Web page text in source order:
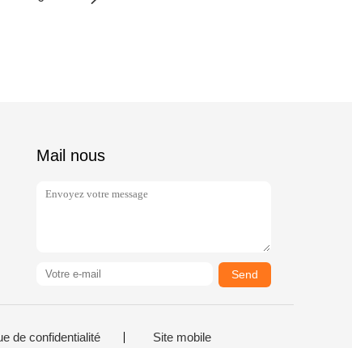
Mail nous
Send
de confidentialité Site mobile